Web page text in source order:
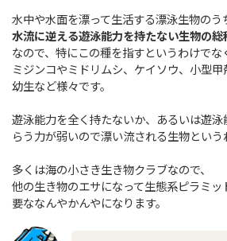
水中や水面を漂って生活する漂泳生物のう
水流に逆える遊泳能力を持たない生物の総
なので、特にこの種を指すというわけでな
ミジンコやミドリムシ、ケイソウ、小型
幼生など様々です。
遊泳能力を全く持たないか、あるいは遊
らう力が弱いので漂い流される生物という
多くは海の小さき生き物クラブなので、
他の生き物のエサになって生態系ピラミ
要ななんやかんやになります。